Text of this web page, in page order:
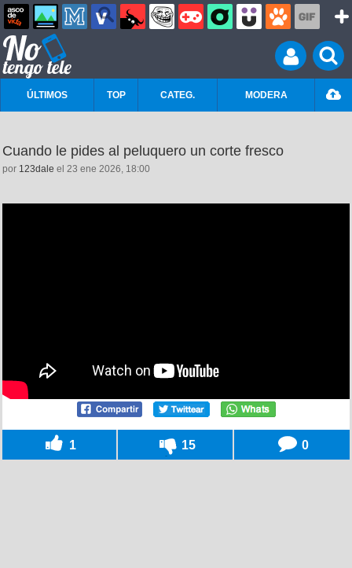
ÚLTIMOS TOP CATEG. MODERA
Cuando le pides al peluquero un corte fresco
por 123dale el 23 ene 2026, 18:00
1 15 0